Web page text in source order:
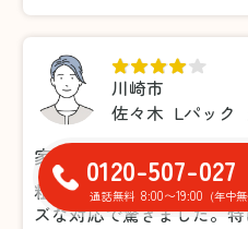
川崎市
佐々木 Lパック
家具の処分がこんなに
粗大ゴミの処分で利用し
ズな対応で驚きました。
0120-507-027
通話無料 8:00〜19:00 (年中